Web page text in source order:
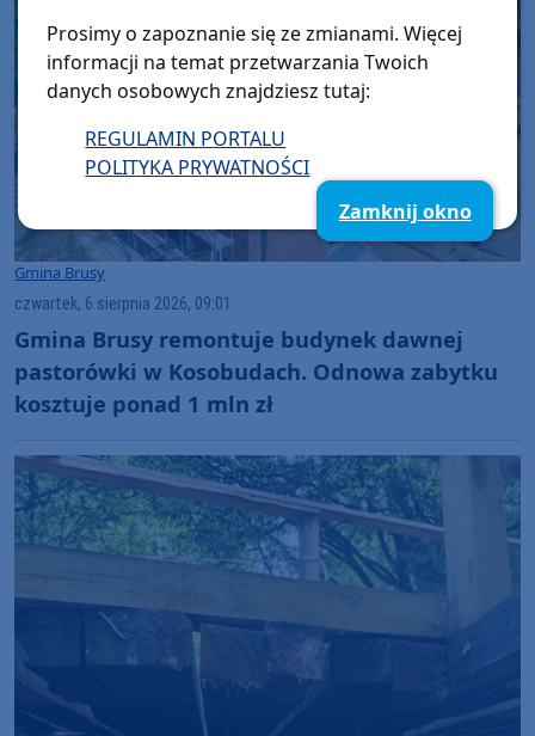
Gmina Brusy
czwartek, 6 sierpnia 2026, 09:01
Gmina Brusy remontuje budynek dawnej
pastorówki w Kosobudach. Odnowa zabytku
kosztuje ponad 1 mln zł
Prosimy o zapoznanie się ze zmianami. Więcej
informacji na temat przetwarzania Twoich
danych osobowych znajdziesz tutaj:
REGULAMIN PORTALU
POLITYKA PRYWATNOŚCI
Zamknij okno